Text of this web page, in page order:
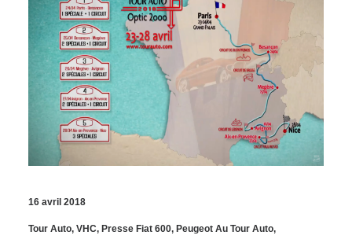
16 avril 2018
Tour Auto, VHC, Presse Fiat 600, Peugeot Au Tour Auto,